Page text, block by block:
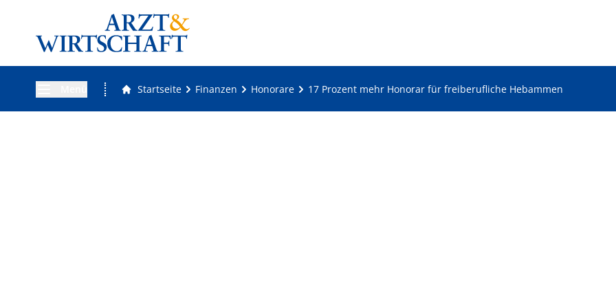
Startseite Finanzen Honorare 17 Prozent mehr Honorar für freiberufliche Hebammen